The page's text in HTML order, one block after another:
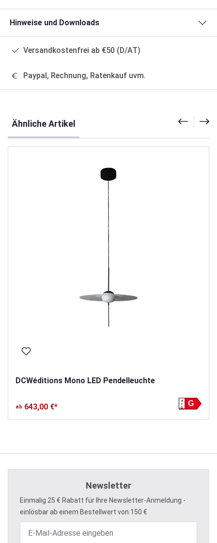
Hinweise und Downloads
Versandkostenfrei ab €50 (D/AT)
Paypal, Rechnung, Ratenkauf uvm.
Ähnliche Artikel
DCWéditions Mono LED Pendelleuchte
ab 643,00 €* G
A
G
Newsletter
Einmalig 25 € Rabatt für Ihre Newsletter-Anmeldung -
einlösbar ab einem Bestellwert von 150 €